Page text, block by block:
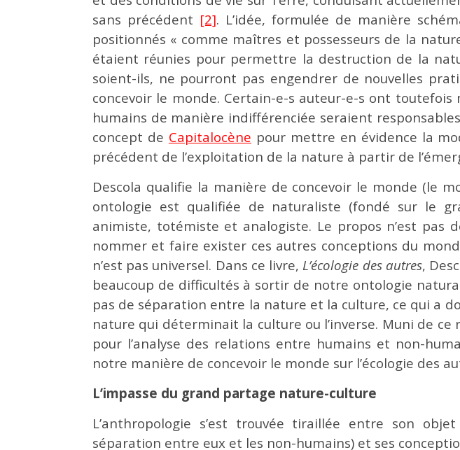
sans précédent [2]. L’idée, formulée de manière
positionnés « comme maîtres et possesseurs de la
étaient réunies pour permettre la destruction de la
soient-ils, ne pourront pas engendrer de nouvelles
concevoir le monde. Certain-e-s auteur-e-s ont
humains de manière indifférenciée seraient
concept de Capitalocène pour mettre en évidence la
précédent de l’exploitation de la nature à partir de
Descola qualifie la manière de concevoir le monde (le
ontologie est qualifiée de naturaliste (fondé sur le
animiste, totémiste et analogiste. Le propos n’est
nommer et faire exister ces autres conceptions du
n’est pas universel. Dans ce livre, L’écologie des autres,
beaucoup de difficultés à sortir de notre ontologie
pas de séparation entre la nature et la culture, ce qui a
nature qui déterminait la culture ou l’inverse. Muni de
pour l’analyse des relations entre humains et non-
notre manière de concevoir le monde sur l’écologie des
L’impasse du grand partage nature-culture
L’anthropologie s’est trouvée tiraillée entre son
séparation entre eux et les non-humains) et ses